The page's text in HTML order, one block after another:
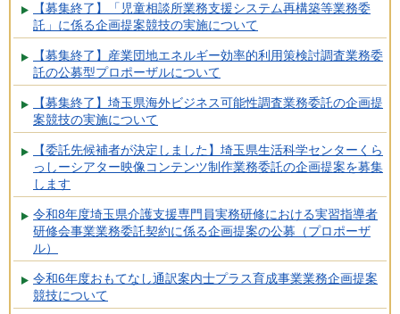
【募集終了】「児童相談所業務支援システム再構築等業務委
託」に係る企画提案競技の実施について
【募集終了】産業団地エネルギー効率的利用策検討調査業務委
託の公募型プロポーザルについて
【募集終了】埼玉県海外ビジネス可能性調査業務委託の企画提
案競技の実施について
【委託先候補者が決定しました】埼玉県生活科学センターくら
っしーシアター映像コンテンツ制作業務委託の企画提案を募集
します
令和8年度埼玉県介護支援専門員実務研修における実習指導者
研修会事業業務委託契約に係る企画提案の公募（プロポーザ
ル）
令和6年度おもてなし通訳案内士プラス育成事業業務企画提案
競技について